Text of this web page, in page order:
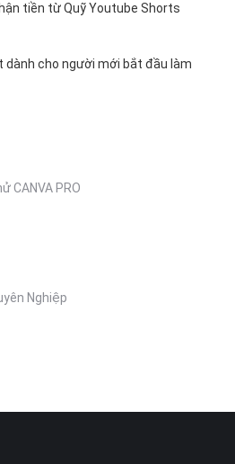
tiền từ Quỹ Youtube Shorts
dành cho người mới bắt đầu làm
CANVA PRO
Nghiệp